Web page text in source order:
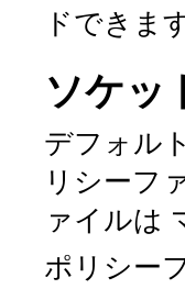
ドできま
ソケッ
デフォル
リシーフ
ァイルは
ポリシー